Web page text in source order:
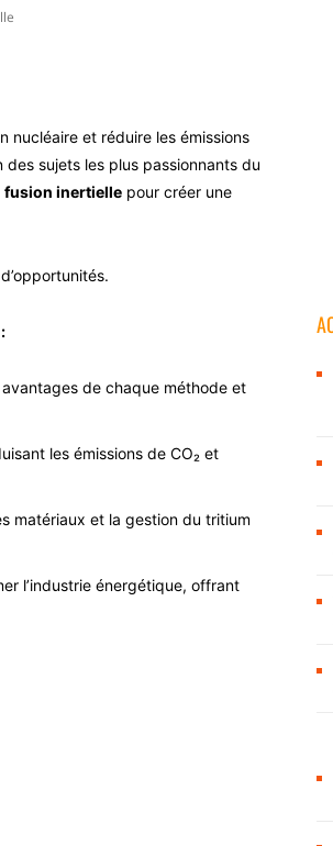
nucléaire et réduire les émissions
des sujets les plus passionnants du
fusion inertielle pour créer une
de chaque méthode et
les émissions de CO₂ et
matériaux et la gestion du tritium
l’industrie énergétique, offrant